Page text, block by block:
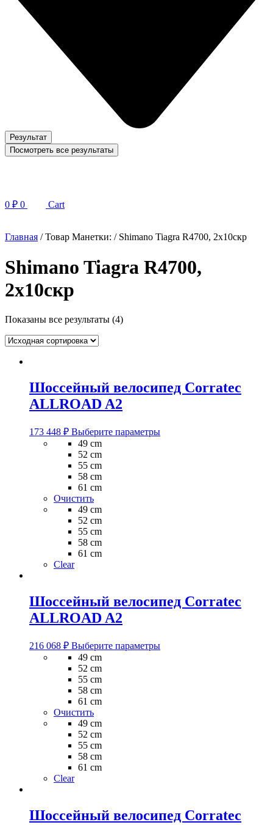
Результат
Посмотреть все результаты
0 ₽ 0 Cart
Главная / Товар Манетки: / Shimano Tiagra R4700, 2x10скр
Shimano Tiagra R4700,
2x10скр
Показаны все результаты (4)
Шоссейный велосипед Corratec
ALLROAD A2
173 448 ₽ Выберите параметрыЭтот
49 cm
52 cm
55 cm
58 cm
61 cm
Очистить
49 cm
52 cm
55 cm
58 cm
61 cm
Clear
Шоссейный велосипед Corratec
ALLROAD A2
216 068 ₽ Выберите параметрыЭтот
49 cm
52 cm
55 cm
58 cm
61 cm
Очистить
49 cm
52 cm
55 cm
58 cm
61 cm
Clear
Шоссейный велосипед Corratec